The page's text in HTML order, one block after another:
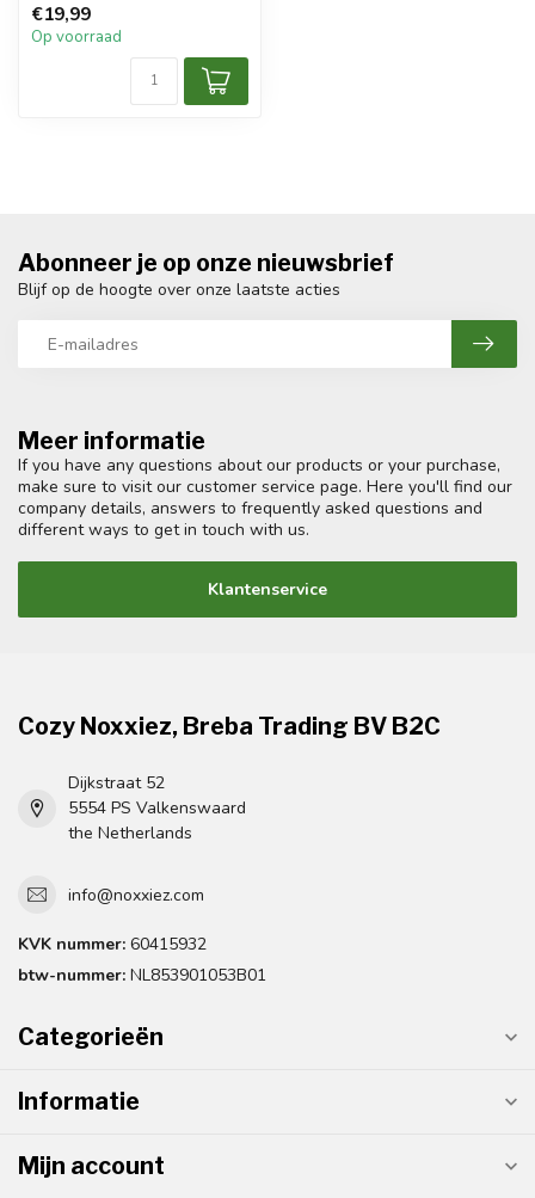
Kinderen zi...
€19,99
Op voorraad
Meer informatie
If you have any questions about our products or your purchase,
make sure to visit our customer service page. Here you'll find our
company details, answers to frequently asked questions and
different ways to get in touch with us.
Klantenservice
Abonneer je op onze nieuwsbrief
Blijf op de hoogte over onze laatste acties
Cozy Noxxiez, Breba Trading BV B2C
Dijkstraat 52
5554 PS Valkenswaard
the Netherlands
info@noxxiez.com
KVK nummer: 60415932
btw-nummer: NL853901053B01
Categorieën
Informatie
Mijn account